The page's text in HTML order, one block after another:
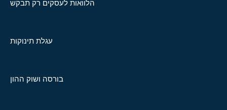
הלוואות לעסקים רק תבקש
עגלת תינוקות
בורסה ושוק ההון